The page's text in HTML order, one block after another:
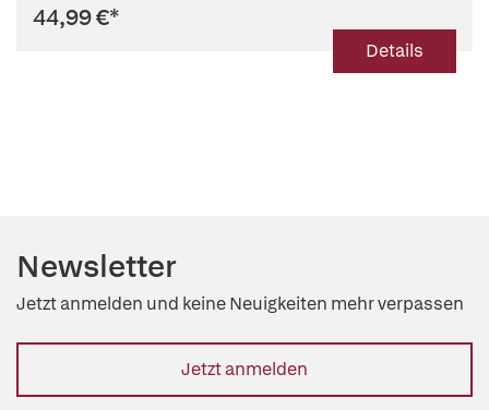
44,99 €*
Details
Newsletter
Jetzt anmelden und keine Neuigkeiten mehr verpassen
Jetzt anmelden